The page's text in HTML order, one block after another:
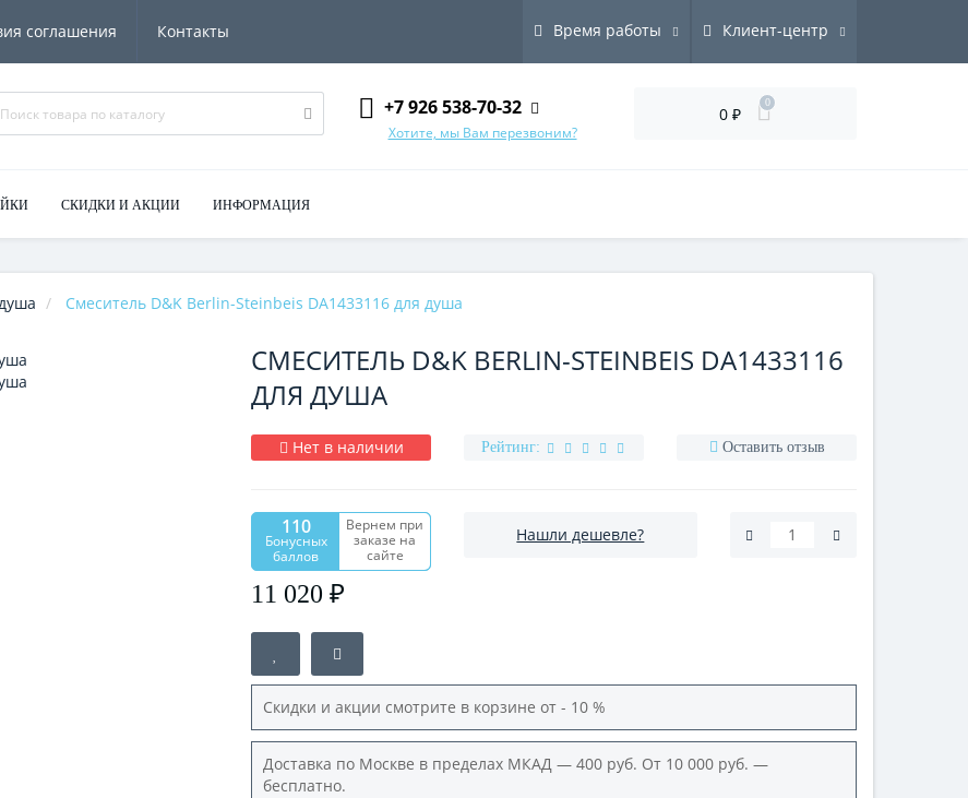
соглашения Контакты Время работы Клиент-центр
+7 926 538-70-32
Хотите, мы Вам перезвоним?
0 ₽
0
СКИДКИ И АКЦИИ ИНФОРМАЦИЯ
Смеситель D&K Berlin-Steinbeis DA1433116 для душа
СМЕСИТЕЛЬ D&K BERLIN-STEINBEIS DA1433116
ДЛЯ ДУША
Нет в наличии Рейтинг: Оставить отзыв
110
Бонусных
баллов
Вернем при
заказе на
сайте
11 020 ₽
Нашли дешевле?
Скидки и акции смотрите в корзине от - 10 %
Доставка по Москве в пределах МКАД — 400 руб. От 10 000 руб. —
бесплатно.